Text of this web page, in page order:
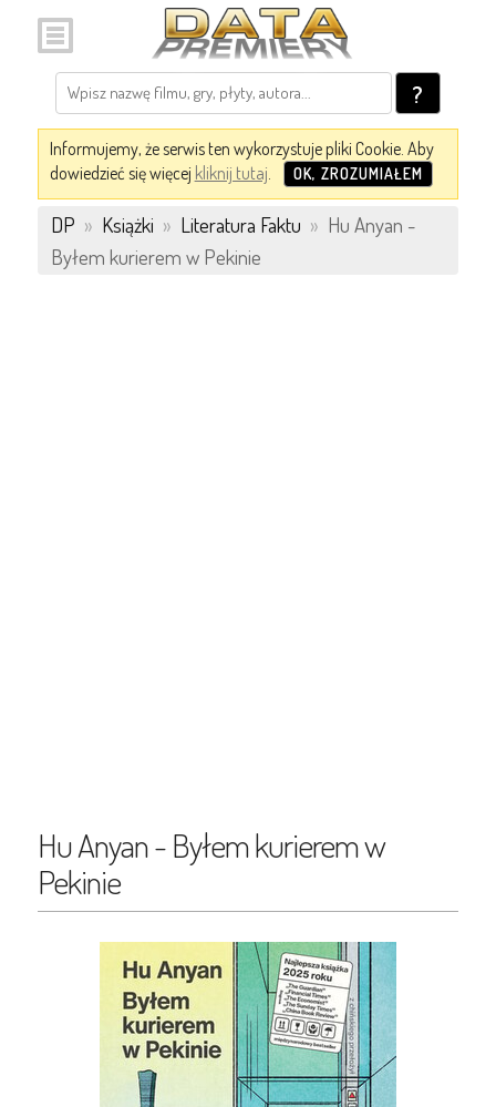
?
Informujemy, że serwis ten wykorzystuje pliki Cookie. Aby
dowiedzieć się więcej kliknij tutaj. OK, ZROZUMIAŁEM
DP » Książki » Literatura Faktu » Hu Anyan -
Byłem kurierem w Pekinie
Hu Anyan - Byłem kurierem w
Pekinie